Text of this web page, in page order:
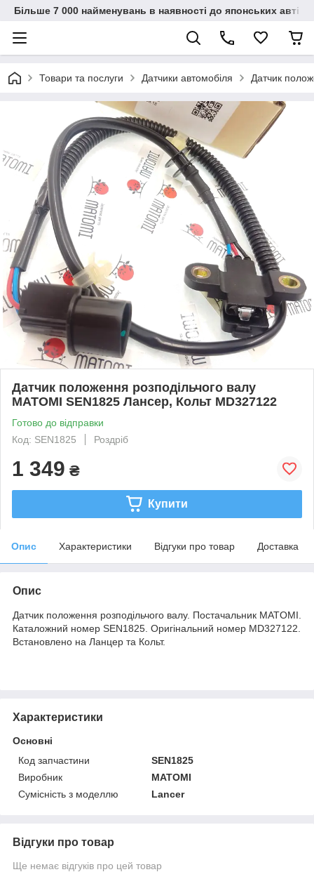
Більше 7 000 найменувань в наявності до японських
Товари та послуги Датчики автомобіля Датчик
Датчик положення розподільчого валу
MATOMI SEN1825 Лансер, Кольт MD327122
Готово до відправки
Код: SEN1825
Роздріб
1 349 ₴
Купити
Опис Характеристики Відгуки про товар Доставка
Опис
Датчик положення розподільчого валу. Постачальник MATOMI.
Каталожний номер SEN1825. Оригінальний номер MD327122.
Встановлено на Ланцер та Кольт.
Характеристики
Основні
Код запчастини
SEN1825
Виробник
MATOMI
Сумісність з моделлю
Lancer
Відгуки про товар
Ще немає відгуків про цей товар